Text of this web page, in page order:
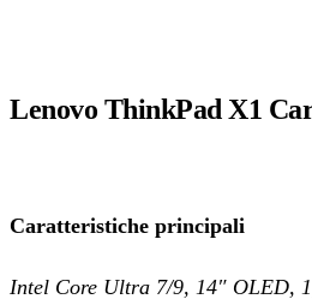
Lenovo ThinkPad X1
Caratteristiche principali
Intel Core Ultra 7/9, 14″ OLED,